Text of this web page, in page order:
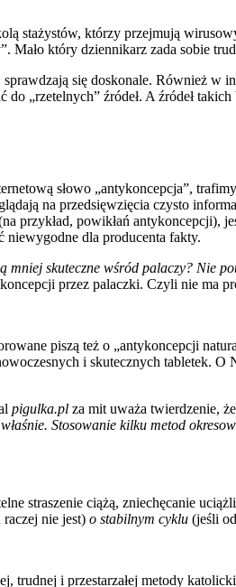
stażystów, którzy przejmują
Mało który dziennikarz zada sobie
się doskonale. Również w
do „rzetelnych” źródeł. A źródeł
słowo „antykoncepcja”,
na przedsięwzięcia czysto
przykład, powikłań antykoncepcji),
niewygodne dla producenta fakty.
mniej skuteczne wśród palaczy? Nie
przez palaczki. Czyli nie ma
piszą też o „antykoncepcji
i skutecznych tabletek. O
pigulka.pl za mit uważa twierdzenie, że
Stosowanie kilku metod
straszenie ciążą, zniechęcanie
raczej nie jest) o stabilnym cyklu (jeśli
trudnej i przestarzałej metody